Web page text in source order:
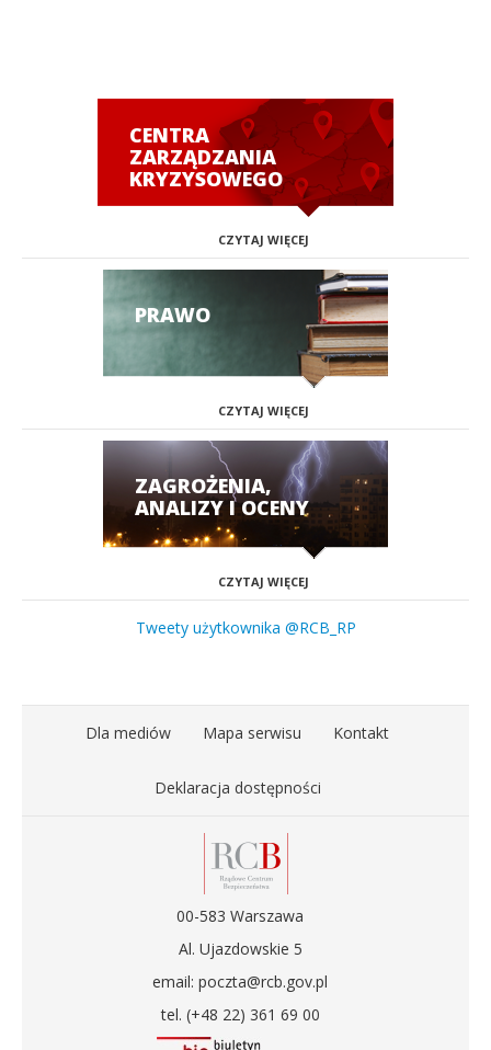
CENTRA
ZARZĄDZANIA
KRYZYSOWEGO
CZYTAJ WIĘCEJ
PRAWO
CZYTAJ WIĘCEJ
ZAGROŻENIA,
ANALIZY I OCENY
CZYTAJ WIĘCEJ
Tweety użytkownika @RCB_RP
Dla mediów Mapa serwisu Kontakt
Deklaracja dostępności
00-583 Warszawa
Al. Ujazdowskie 5
email: poczta@rcb.gov.pl
tel. (+48 22) 361 69 00